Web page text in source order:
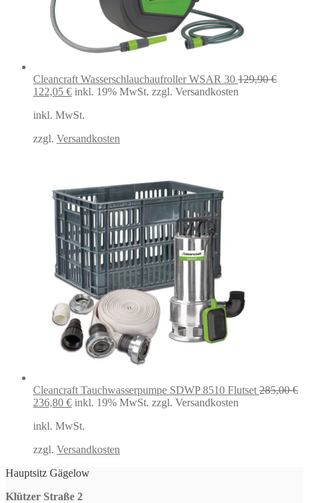
Cleancraft Wasserschlauchaufroller WSAR 30 129,90€
Ursprünglicher
war:
122,05 €Aktueller
ist:
inkl. 19% MwSt. zzgl. Versandkosten
inkl. MwSt.
zzgl. Versandkosten
Cleancraft Tauchwasserpumpe SDWP 8510 Flutset 285,00€
Ursprünglicher
war:
236,80 €Aktueller
ist:
inkl. 19% MwSt. zzgl. Versandkosten
inkl. MwSt.
zzgl. Versandkosten
Hauptsitz Gägelow
Klützer Straße 2